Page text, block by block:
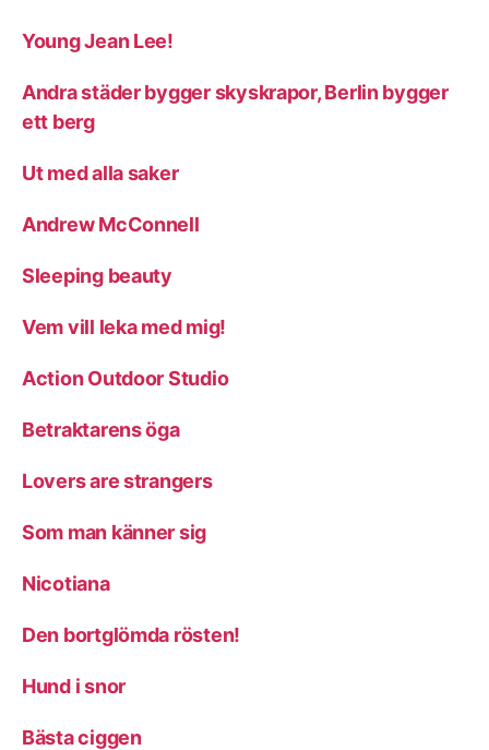
Young Jean Lee!
Andra städer bygger skyskrapor, Berlin bygger
ett berg
Ut med alla saker
Andrew McConnell
Sleeping beauty
Vem vill leka med mig!
Action Outdoor Studio
Betraktarens öga
Lovers are strangers
Som man känner sig
Nicotiana
Den bortglömda rösten!
Hund i snor
Bästa ciggen